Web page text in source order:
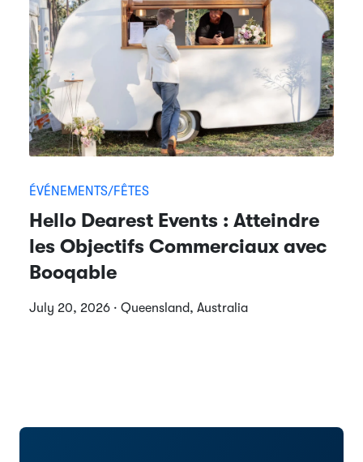
ÉVÉNEMENTS/FÊTES
Hello Dearest Events : Atteindre
les Objectifs Commerciaux avec
Booqable
July 20, 2026 · Queensland, Australia